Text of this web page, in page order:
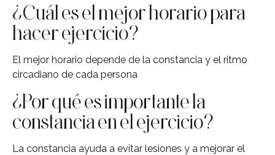
¿Cuál es el mejor horario para
hacer ejercicio?
El mejor horario depende de la constancia y el ritmo
circadiano de cada persona
¿Por qué es importante la
constancia en el ejercicio?
La constancia ayuda a evitar lesiones y a mejorar el